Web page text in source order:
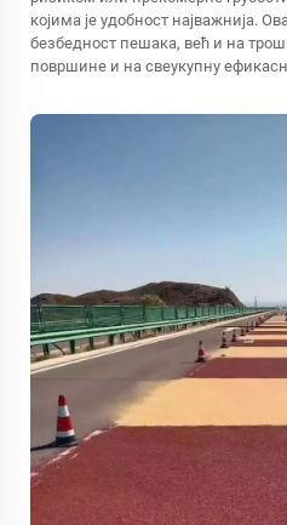
којима је удобност најважнија.
безбедност пешака, већ и на
површине и на свеукупну